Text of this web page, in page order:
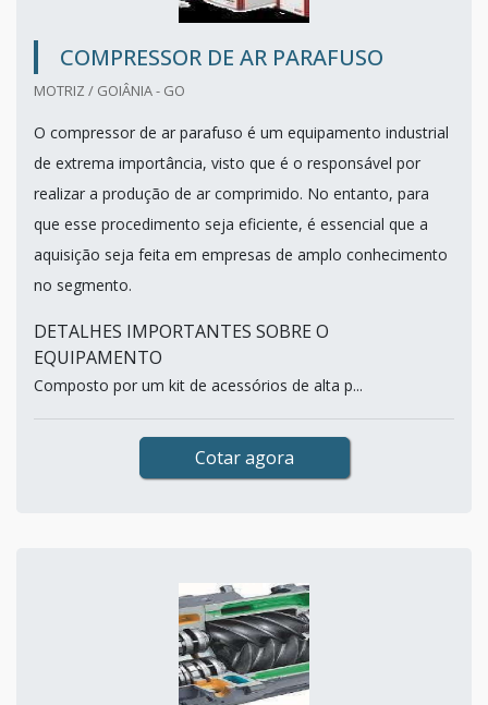
COMPRESSOR DE AR PARAFUSO
MOTRIZ / GOIÂNIA - GO
O compressor de ar parafuso é um equipamento industrial
de extrema importância, visto que é o responsável por
realizar a produção de ar comprimido. No entanto, para
que esse procedimento seja eficiente, é essencial que a
aquisição seja feita em empresas de amplo conhecimento
no segmento.
DETALHES IMPORTANTES SOBRE O
EQUIPAMENTO
Composto por um kit de acessórios de alta p...
Cotar agora